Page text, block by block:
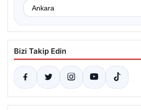
Bizi Takip Edin